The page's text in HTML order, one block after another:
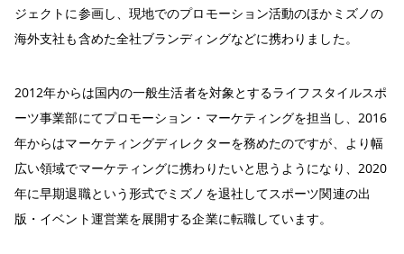
ジェクトに参画し、現地でのプロモーション活動のほかミズノの
海外支社も含めた全社ブランディングなどに携わりました。
2012年からは国内の一般生活者を対象とするライフスタイルスポ
ーツ事業部にてプロモーション・マーケティングを担当し、2016
年からはマーケティングディレクターを務めたのですが、より幅
広い領域でマーケティングに携わりたいと思うようになり、2020
年に早期退職という形式でミズノを退社してスポーツ関連の出
版・イベント運営業を展開する企業に転職しています。